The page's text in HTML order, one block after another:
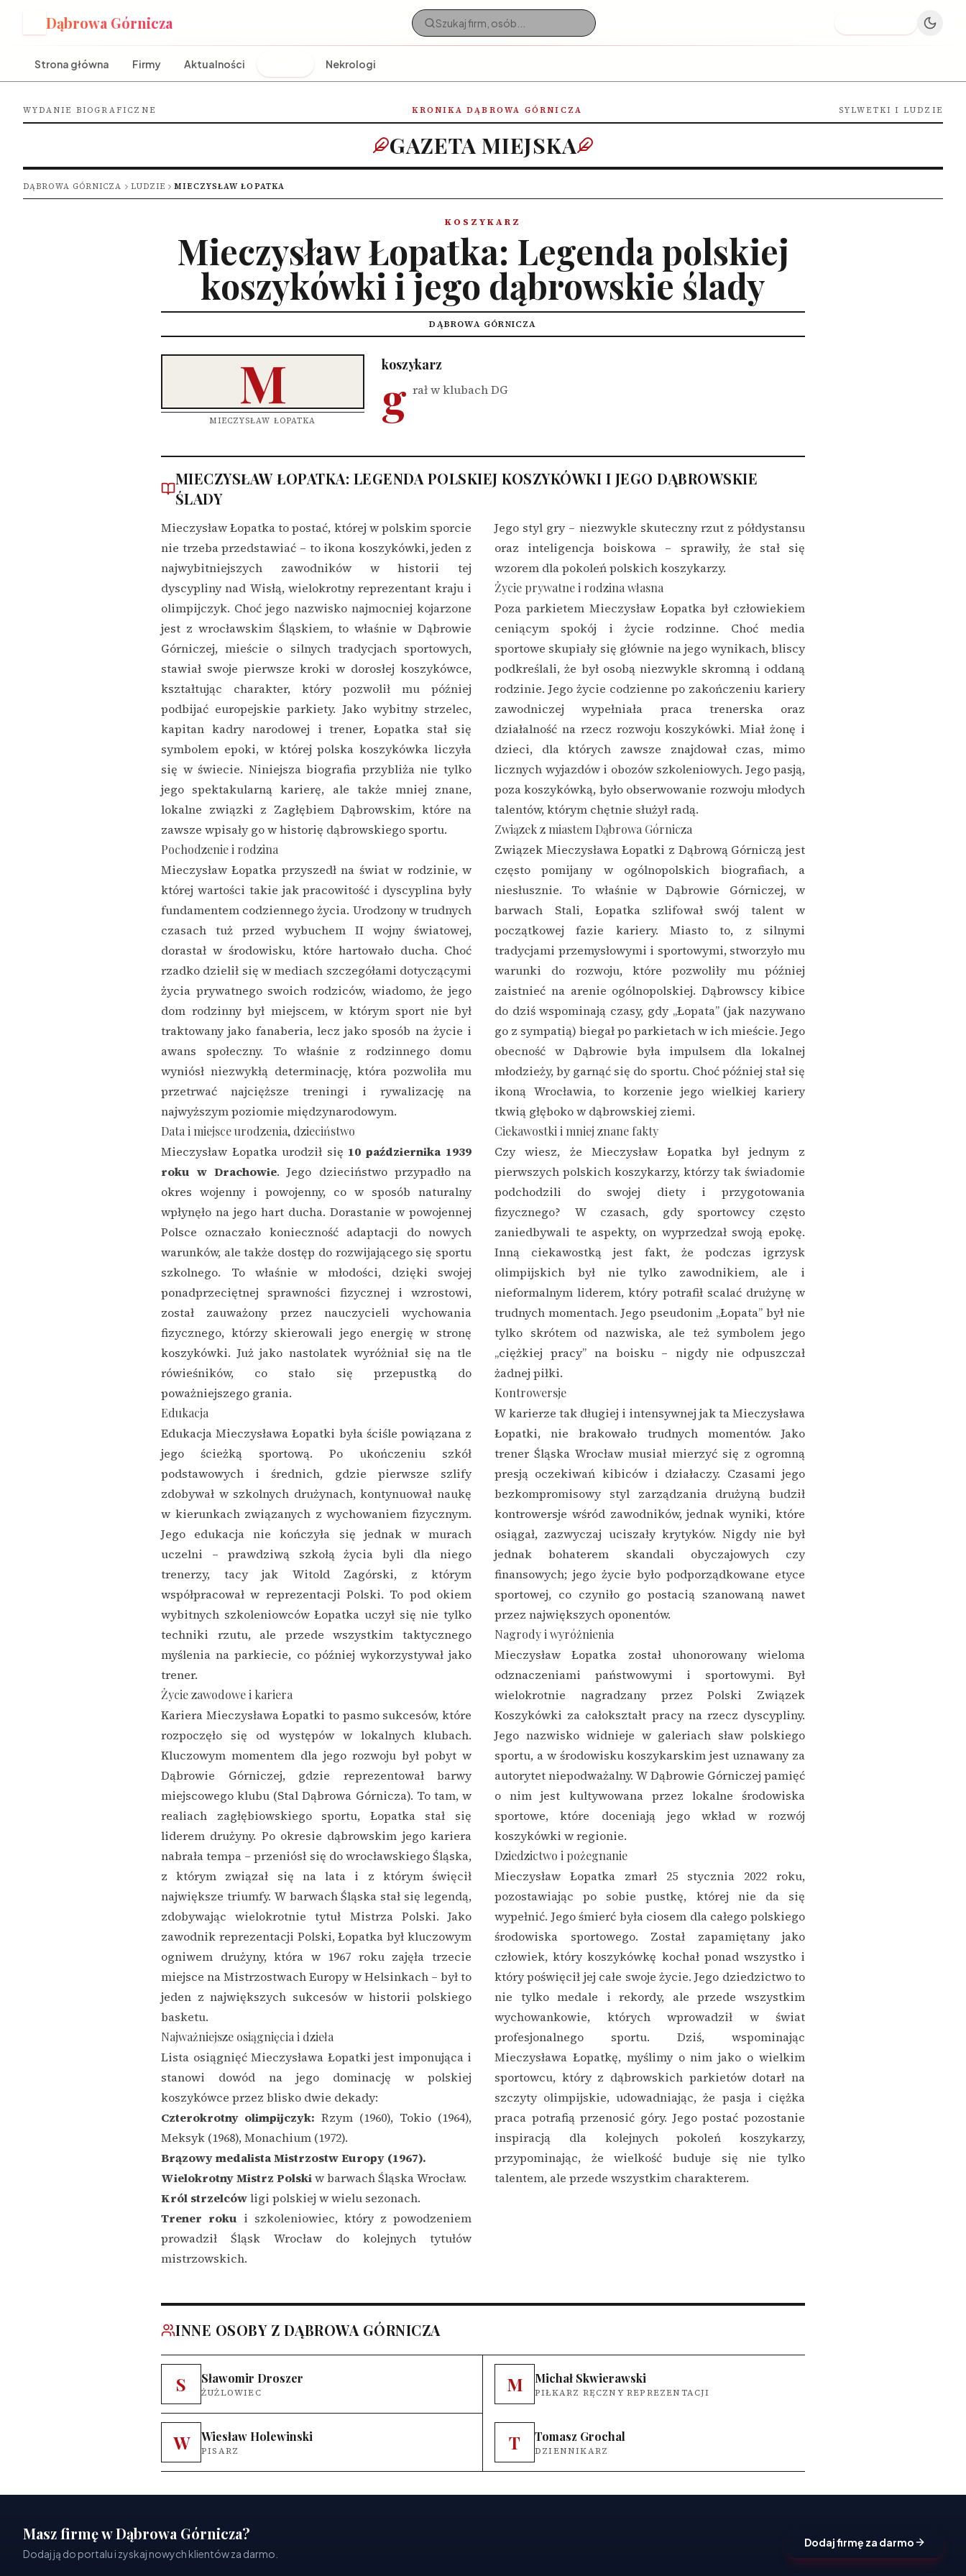
Dąbrowa Górnicza
Strona główna Firmy Aktualności Nekrologi
WYDANIE BIOGRAFICZNE KRONIKA DĄBROWA GÓRNICZA SYLWETKI I LUDZIE
GAZETA MIEJSKA
DĄBROWA GÓRNICZA LUDZIE MIECZYSŁAW ŁOPATKA
KOSZYKARZ
Mieczysław Łopatka: Legenda polskiej
koszykówki i jego dąbrowskie ślady
DĄBROWA GÓRNICZA
M
MIECZYSŁAW ŁOPATKA
koszykarz
g rał w klubach DG
MIECZYSŁAW ŁOPATKA: LEGENDA POLSKIEJ KOSZYKÓWKI I JEGO DĄBROWSKIE
ŚLADY
Mieczysław Łopatka to postać, której w polskim sporcie
nie trzeba przedstawiać – to ikona koszykówki, jeden z
najwybitniejszych zawodników w historii tej
dyscypliny nad Wisłą, wielokrotny reprezentant kraju i
olimpijczyk. Choć jego nazwisko najmocniej kojarzone
jest z wrocławskim Śląskiem, to właśnie w Dąbrowie
Górniczej, mieście o silnych tradycjach sportowych,
stawiał swoje pierwsze kroki w dorosłej koszykówce,
kształtując charakter, który pozwolił mu później
podbijać europejskie parkiety. Jako wybitny strzelec,
kapitan kadry narodowej i trener, Łopatka stał się
symbolem epoki, w której polska koszykówka liczyła
się w świecie. Niniejsza biografia przybliża nie tylko
jego spektakularną karierę, ale także mniej znane,
lokalne związki z Zagłębiem Dąbrowskim, które na
zawsze wpisały go w historię dąbrowskiego sportu.
Pochodzenie i rodzina
Mieczysław Łopatka przyszedł na świat w rodzinie, w
której wartości takie jak pracowitość i dyscyplina były
fundamentem codziennego życia. Urodzony w trudnych
czasach tuż przed wybuchem II wojny światowej,
dorastał w środowisku, które hartowało ducha. Choć
rzadko dzielił się w mediach szczegółami dotyczącymi
życia prywatnego swoich rodziców, wiadomo, że jego
dom rodzinny był miejscem, w którym sport nie był
traktowany jako fanaberia, lecz jako sposób na życie i
awans społeczny. To właśnie z rodzinnego domu
wyniósł niezwykłą determinację, która pozwoliła mu
przetrwać najcięższe treningi i rywalizację na
najwyższym poziomie międzynarodowym.
Data i miejsce urodzenia, dzieciństwo
Mieczysław Łopatka urodził się 10 października 1939
roku w Drachowie. Jego dzieciństwo przypadło na
okres wojenny i powojenny, co w sposób naturalny
wpłynęło na jego hart ducha. Dorastanie w powojennej
Polsce oznaczało konieczność adaptacji do nowych
warunków, ale także dostęp do rozwijającego się sportu
szkolnego. To właśnie w młodości, dzięki swojej
ponadprzeciętnej sprawności fizycznej i wzrostowi,
został zauważony przez nauczycieli wychowania
fizycznego, którzy skierowali jego energię w stronę
koszykówki. Już jako nastolatek wyróżniał się na tle
rówieśników, co stało się przepustką do
poważniejszego grania.
Edukacja
Edukacja Mieczysława Łopatki była ściśle powiązana z
jego ścieżką sportową. Po ukończeniu szkół
podstawowych i średnich, gdzie pierwsze szlify
zdobywał w szkolnych drużynach, kontynuował naukę
w kierunkach związanych z wychowaniem fizycznym.
Jego edukacja nie kończyła się jednak w murach
uczelni – prawdziwą szkołą życia byli dla niego
trenerzy, tacy jak Witold Zagórski, z którym
współpracował w reprezentacji Polski. To pod okiem
wybitnych szkoleniowców Łopatka uczył się nie tylko
techniki rzutu, ale przede wszystkim taktycznego
myślenia na parkiecie, co później wykorzystywał jako
trener.
Życie zawodowe i kariera
Kariera Mieczysława Łopatki to pasmo sukcesów, które
rozpoczęło się od występów w lokalnych klubach.
Kluczowym momentem dla jego rozwoju był pobyt w
Dąbrowie Górniczej, gdzie reprezentował barwy
miejscowego klubu (Stal Dąbrowa Górnicza). To tam, w
realiach zagłębiowskiego sportu, Łopatka stał się
liderem drużyny. Po okresie dąbrowskim jego kariera
nabrała tempa – przeniósł się do wrocławskiego Śląska,
z którym związał się na lata i z którym święcił
największe triumfy. W barwach Śląska stał się legendą,
zdobywając wielokrotnie tytuł Mistrza Polski. Jako
zawodnik reprezentacji Polski, Łopatka był kluczowym
ogniwem drużyny, która w 1967 roku zajęła trzecie
miejsce na Mistrzostwach Europy w Helsinkach – był to
jeden z największych sukcesów w historii polskiego
basketu.
Najważniejsze osiągnięcia i dzieła
Lista osiągnięć Mieczysława Łopatki jest imponująca i
stanowi dowód na jego dominację w polskiej
koszykówce przez blisko dwie dekady:
Czterokrotny olimpijczyk: Rzym (1960), Tokio (1964),
Meksyk (1968), Monachium (1972).
Brązowy medalista Mistrzostw Europy (1967).
Wielokrotny Mistrz Polskiw barwach Śląska Wrocław.
Król strzelcówligi polskiej w wielu sezonach.
Trener roku i szkoleniowiec, który z powodzeniem
prowadził Śląsk Wrocław do kolejnych tytułów
mistrzowskich.
Jego styl gry – niezwykle skuteczny rzut z półdystansu
oraz inteligencja boiskowa – sprawiły, że stał się
wzorem dla pokoleń polskich koszykarzy.
Życie prywatne i rodzina własna
Poza parkietem Mieczysław Łopatka był człowiekiem
ceniącym spokój i życie rodzinne. Choć media
sportowe skupiały się głównie na jego wynikach, bliscy
podkreślali, że był osobą niezwykle skromną i oddaną
rodzinie. Jego życie codzienne po zakończeniu kariery
zawodniczej wypełniała praca trenerska oraz
działalność na rzecz rozwoju koszykówki. Miał żonę i
dzieci, dla których zawsze znajdował czas, mimo
licznych wyjazdów i obozów szkoleniowych. Jego pasją,
poza koszykówką, było obserwowanie rozwoju młodych
talentów, którym chętnie służył radą.
Związek z miastem Dąbrowa Górnicza
Związek Mieczysława Łopatki z Dąbrową Górniczą jest
często pomijany w ogólnopolskich biografiach, a
niesłusznie. To właśnie w Dąbrowie Górniczej, w
barwach Stali, Łopatka szlifował swój talent w
początkowej fazie kariery. Miasto to, z silnymi
tradycjami przemysłowymi i sportowymi, stworzyło mu
warunki do rozwoju, które pozwoliły mu później
zaistnieć na arenie ogólnopolskiej. Dąbrowscy kibice
do dziś wspominają czasy, gdy „Łopata” (jak nazywano
go z sympatią) biegał po parkietach w ich mieście. Jego
obecność w Dąbrowie była impulsem dla lokalnej
młodzieży, by garnąć się do sportu. Choć później stał się
ikoną Wrocławia, to korzenie jego wielkiej kariery
tkwią głęboko w dąbrowskiej ziemi.
Ciekawostki i mniej znane fakty
Czy wiesz, że Mieczysław Łopatka był jednym z
pierwszych polskich koszykarzy, którzy tak świadomie
podchodzili do swojej diety i przygotowania
fizycznego? W czasach, gdy sportowcy często
zaniedbywali te aspekty, on wyprzedzał swoją epokę.
Inną ciekawostką jest fakt, że podczas igrzysk
olimpijskich był nie tylko zawodnikiem, ale i
nieformalnym liderem, który potrafił scalać drużynę w
trudnych momentach. Jego pseudonim „Łopata” był nie
tylko skrótem od nazwiska, ale też symbolem jego
„ciężkiej pracy” na boisku – nigdy nie odpuszczał
żadnej piłki.
Kontrowersje
W karierze tak długiej i intensywnej jak ta Mieczysława
Łopatki, nie brakowało trudnych momentów. Jako
trener Śląska Wrocław musiał mierzyć się z ogromną
presją oczekiwań kibiców i działaczy. Czasami jego
bezkompromisowy styl zarządzania drużyną budził
kontrowersje wśród zawodników, jednak wyniki, które
osiągał, zazwyczaj uciszały krytyków. Nigdy nie był
jednak bohaterem skandali obyczajowych czy
finansowych; jego życie było podporządkowane etyce
sportowej, co czyniło go postacią szanowaną nawet
przez największych oponentów.
Nagrody i wyróżnienia
Mieczysław Łopatka został uhonorowany wieloma
odznaczeniami państwowymi i sportowymi. Był
wielokrotnie nagradzany przez Polski Związek
Koszykówki za całokształt pracy na rzecz dyscypliny.
Jego nazwisko widnieje w galeriach sław polskiego
sportu, a w środowisku koszykarskim jest uznawany za
autorytet niepodważalny. W Dąbrowie Górniczej pamięć
o nim jest kultywowana przez lokalne środowiska
sportowe, które doceniają jego wkład w rozwój
koszykówki w regionie.
Dziedzictwo i pożegnanie
Mieczysław Łopatka zmarł 25 stycznia 2022 roku,
pozostawiając po sobie pustkę, której nie da się
wypełnić. Jego śmierć była ciosem dla całego polskiego
środowiska sportowego. Został zapamiętany jako
człowiek, który koszykówkę kochał ponad wszystko i
który poświęcił jej całe swoje życie. Jego dziedzictwo to
nie tylko medale i rekordy, ale przede wszystkim
wychowankowie, których wprowadził w świat
profesjonalnego sportu. Dziś, wspominając
Mieczysława Łopatkę, myślimy o nim jako o wielkim
sportowcu, który z dąbrowskich parkietów dotarł na
szczyty olimpijskie, udowadniając, że pasja i ciężka
praca potrafią przenosić góry. Jego postać pozostanie
inspiracją dla kolejnych pokoleń koszykarzy,
przypominając, że wielkość buduje się nie tylko
talentem, ale przede wszystkim charakterem.
INNE OSOBY Z DĄBROWA GÓRNICZA
S Sławomir Droszer
ŻUŻLOWIEC M Michał Skwierawski
PIŁKARZ RĘCZNY REPREZENTACJI
W Wiesław Holewinski
PISARZ T Tomasz Grochal
DZIENNIKARZ
Masz firmę w Dąbrowa Górnicza?
Dodaj ją do portalu i zyskaj nowych klientów za darmo.
Dodaj firmę za darmo